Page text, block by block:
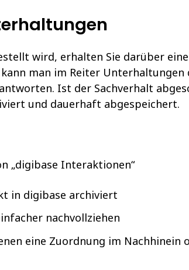
wird, erhalten Sie darüber
man im Reiter Unterhaltungen
Ist der Sachverhalt
und dauerhaft abgespeichert.
„digibase Interaktionen“
in digibase archiviert
nachvollziehen
eine Zuordnung im Nachhinein